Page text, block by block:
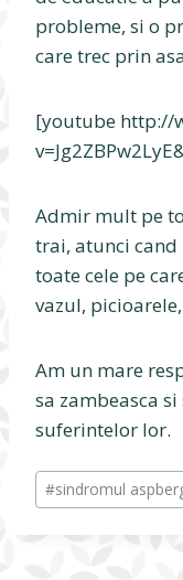
probleme, si o
care trec prin
[youtube http://
Admir mult pe
trai, atunci cand
toate cele pe
vazul,
Am un mare
sa zambeasca
suferintelor lor.
Post
Tags:
#sindromul